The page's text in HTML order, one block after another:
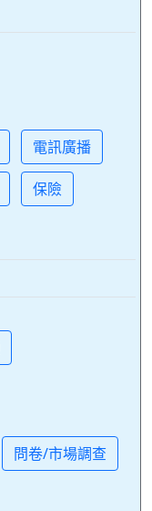
電訊廣播
保險
問卷/市場調查